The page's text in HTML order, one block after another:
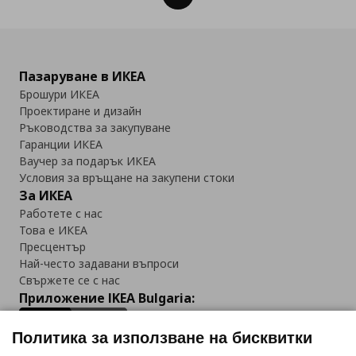
Пазаруване в ИКЕА
Брошури ИКЕА
Проектиране и дизайн
Ръководства за закупуване
Гаранции ИКЕА
Ваучер за подарък ИКЕА
Условия за връщане на закупени стоки
За ИКЕА
Работете с нас
Това е ИКЕА
Пресцентър
Най-често задавани въпроси
Свържете се с нас
Приложение IKEA Bulgaria:
Политика за използване на бисквитки